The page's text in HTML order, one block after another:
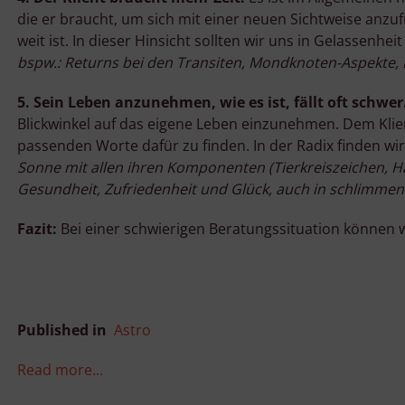
die er braucht, um sich mit einer neuen Sichtweise
weit ist. In dieser Hinsicht sollten wir uns in
bspw.: Returns bei den Transiten, Mondknoten-
5. Sein Leben anzunehmen, wie es ist, fällt oft
Blickwinkel auf das eigene Leben einzunehmen. Dem
passenden Worte dafür zu finden. In der Radix finden
Sonne mit allen ihren Komponenten (Tierkreiszeichen,
Gesundheit, Zufriedenheit und Glück, auch in
Fazit: Bei einer schwierigen Beratungssituation können
Published in Astro
Read more...